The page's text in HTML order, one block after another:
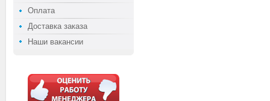
Оплата
Доставка заказа
Наши вакансии